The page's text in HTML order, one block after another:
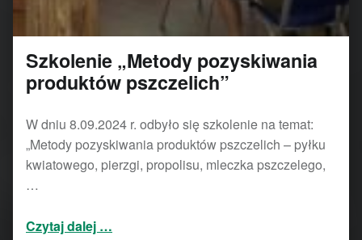
Szkolenie „Metody pozyskiwania
produktów pszczelich”
W dniu 8.09.2024 r. odbyło się szkolenie na temat:
„Metody pozyskiwania produktów pszczelich – pyłku
kwiatowego, pierzgi, propolisu, mleczka pszczelego,
…
Czytaj dalej …